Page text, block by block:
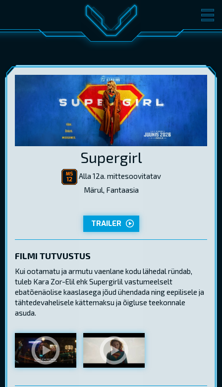
FILMID PILETID
V-KLUBI
KINKEKAARDID
Supergirl
Alla 12a. mittesoovitatav
Märul, Fantaasia
TRAILER
FILMI TUTVUSTUS
Kui ootamatu ja armutu vaenlane kodu lähedal ründab,
tuleb Kara Zor-Elil ehk Supergirlil vastumeelselt
ebatõenäolise kaaslasega jõud ühendada ning eepilisele ja
tähtedevahelisele kättemaksu ja õigluse teekonnale
asuda.